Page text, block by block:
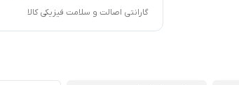
گارانتی اصالت و سلامت فیزیکی کالا